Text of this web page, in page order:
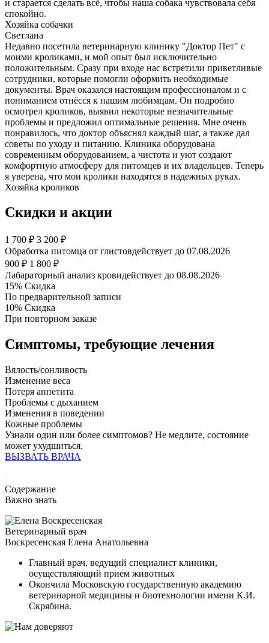
и старается сделать всё, чтобы наша собака чувствовала себя
спокойно.
Хозяйка собачки
Светлана
Недавно посетила ветеринарную клинику "Доктор Пет" с
моими кроликами, и мой опыт был исключительно
положительным. Сразу при входе нас встретили приветливые
сотрудники, которые помогли оформить необходимые
документы. Врач оказался настоящим профессионалом и с
пониманием отнёсся к нашим любимцам. Он подробно
осмотрел кроликов, выявил некоторые незначительные
проблемы и предложил оптимальные решения. Мне очень
понравилось, что доктор объяснял каждый шаг, а также дал
советы по уходу и питанию. Клиника оборудована
современным оборудованием, а чистота и уют создают
комфортную атмосферу для питомцев и их владельцев. Теперь
я уверена, что мои кролики находятся в надежных руках.
Хозяйка кроликов
Скидки и акции
1 700 ₽ 3 200 ₽
Обработка питомца от глистовдействует до 07.08.2026
900 ₽ 1 800 ₽
Лабараторный анализ кровидействует до 08.08.2026
15% Скидка
По предварительной записи
10% Скидка
При повторном заказе
Симптомы, требующие лечения
Вялость/сонливость
Изменение веса
Потеря аппетита
Проблемы с дыханием
Изменения в поведении
Кожные проблемы
Узнали один или более симптомов? Не медлите, состояние
может ухудшиться.
ВЫЗВАТЬ ВРАЧА
Содержание
Важно знать
Ветеринарный врач
Воскресенская Елена Анатольевна
Главный врач, ведущий специалист клиники,
осуществляющий прием животных
Окончила Московскую государственную академию
ветеринарной медицины и биотехнологии имени К.И.
Скрябина.